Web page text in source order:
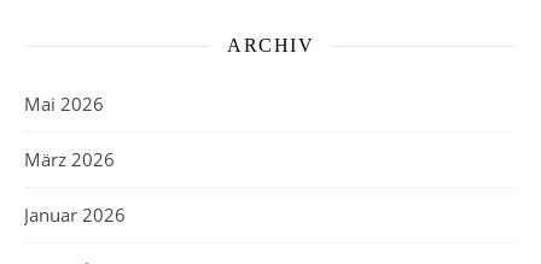
ARCHIV
Mai 2026
März 2026
Januar 2026